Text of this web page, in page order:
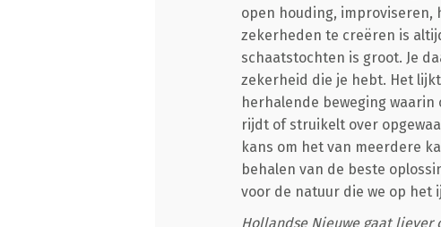
open houding, improviseren,
zekerheden te creëren is
schaatstochten is groot. Je
zekerheid die je hebt. Het
herhalende beweging
rijdt of struikelt over
kans om het van meerdere
behalen van de beste
voor de natuur die we op het
Hollandse Nieuwe gaat